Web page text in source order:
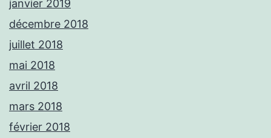
janvier 2019
décembre 2018
juillet 2018
mai 2018
avril 2018
mars 2018
février 2018